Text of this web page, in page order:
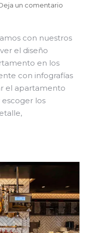
un comentario
con nuestros
el diseño
en los
con infografías
el apartamento
los